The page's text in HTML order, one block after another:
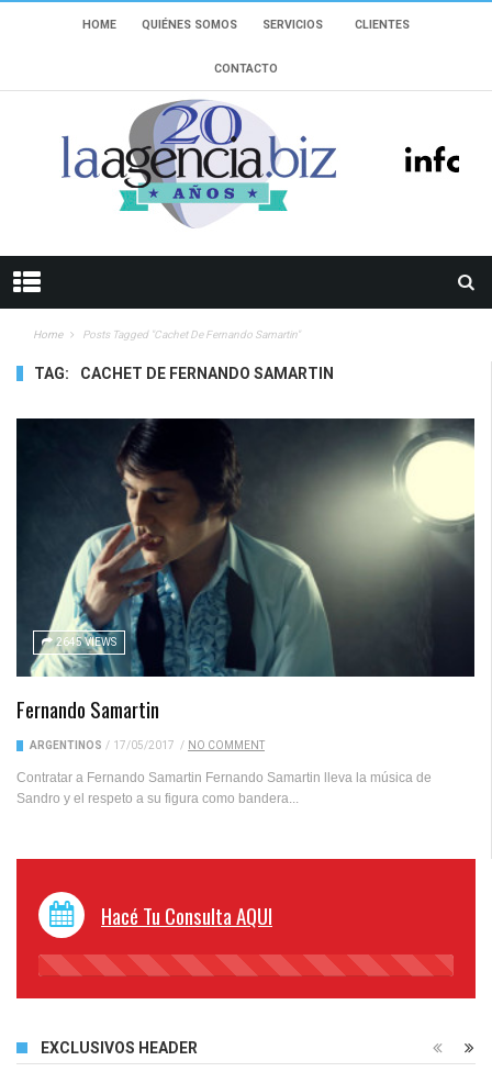
HOME QUIÉNES SOMOS SERVICIOS CLIENTES
CONTACTO
Home Posts Tagged "cachet De Fernando Samartin"
TAG: CACHET DE FERNANDO SAMARTIN
2645 VIEWS
Fernando Samartin
ARGENTINOS / 17/05/2017 / NO COMMENT
Contratar a Fernando Samartin Fernando Samartin lleva la música de
Sandro y el respeto a su figura como bandera...
Hacé Tu Consulta AQUI
45%
EXCLUSIVOS HEADER